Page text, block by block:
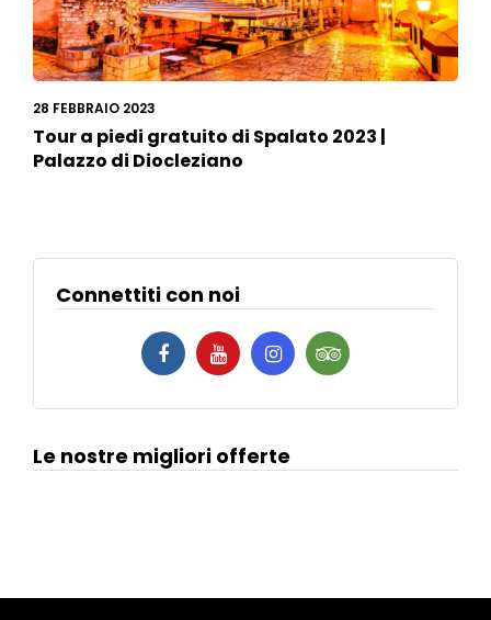
28 FEBBRAIO 2023
Tour a piedi gratuito di Spalato 2023 |
Palazzo di Diocleziano
Connettiti con noi
Le nostre migliori offerte